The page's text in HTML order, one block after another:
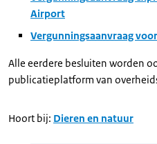
Airport
Vergunningsaanvraag
Alle eerdere besluiten worden
publicatieplatform van
Hoort bij: Dieren en natuur